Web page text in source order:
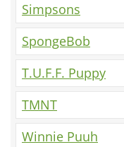
Simpsons
SpongeBob
T.U.F.F. Puppy
TMNT
Winnie Puuh